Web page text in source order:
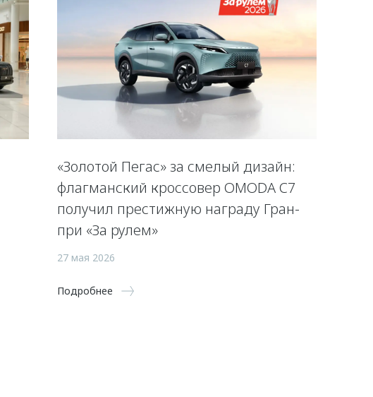
«Золотой Пегас» за смелый дизайн:
флагманский кроссовер OMODA C7
получил престижную награду Гран-
при «За рулем»
27 мая 2026
Подробнее